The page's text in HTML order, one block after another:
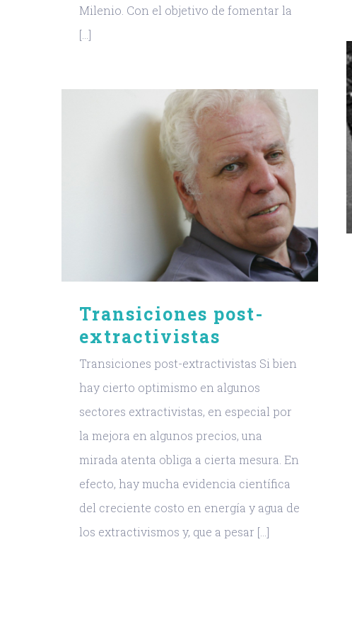
Milenio. Con el objetivo de fomentar la
[...]
Segundo coloquio 2018
“Parcial: sufrimiento,
objetividad y sociología
cuidadosa”
Transiciones post-
extractivistas
Transiciones post-extractivistas Si bien
hay cierto optimismo en algunos
sectores extractivistas, en especial por
la mejora en algunos precios, una
mirada atenta obliga a cierta mesura. En
efecto, hay mucha evidencia científica
del creciente costo en energía y agua de
los extractivismos y, que a pesar [...]